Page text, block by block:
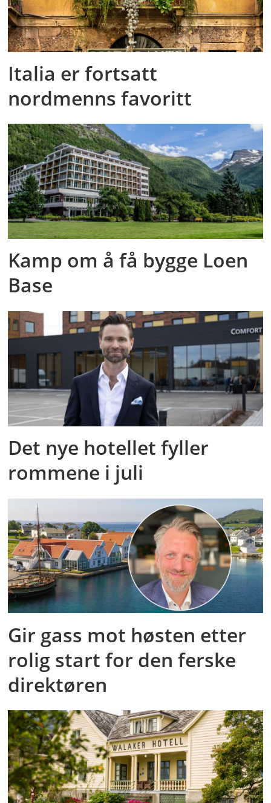
Italia er fortsatt
nordmenns favoritt
Kamp om å få bygge Loen
Base
Det nye hotellet fyller
rommene i juli
Gir gass mot høsten etter
rolig start for den ferske
direktøren